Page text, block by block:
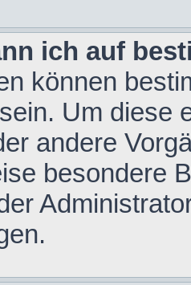
ich auf
können
Um diese
andere
besondere